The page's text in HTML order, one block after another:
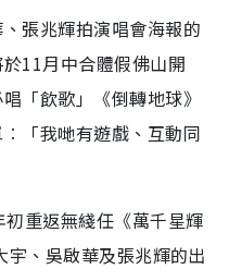
張兆輝拍演唱會海報的
11月中合體假佛山開
「飲歌」《倒轉地球》
「我哋有遊戲、互動同
重返無綫任《萬千星輝
、吳啟華及張兆輝的出